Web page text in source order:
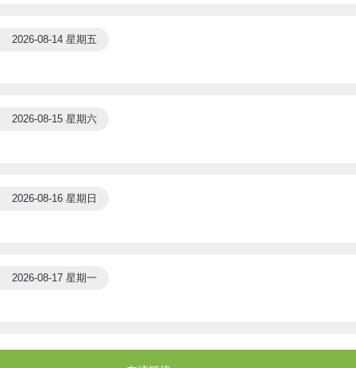
2026-08-14 星期五
2026-08-15 星期六
2026-08-16 星期日
2026-08-17 星期一